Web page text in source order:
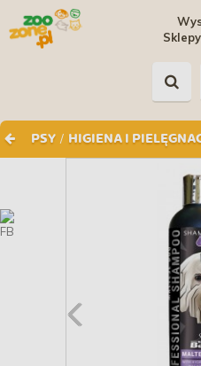
PSY / HIGIENA I